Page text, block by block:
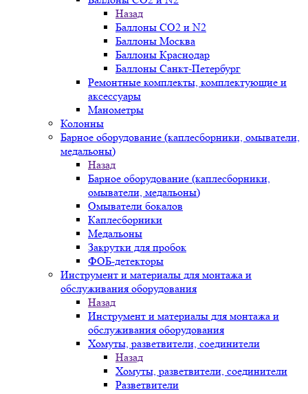
Назад
Баллоны СО2 и N2
Баллоны Москва
Баллоны Краснодар
Баллоны Санкт-Петербург
Ремонтные комплекты, комплектующие и
аксессуары
Манометры
Колонны
Барное оборудование (каплесборники, омыватели,
медальоны)
Назад
Барное оборудование (каплесборники,
омыватели, медальоны)
Омыватели бокалов
Каплесборники
Медальоны
Закрутки для пробок
ФОБ-детекторы
Инструмент и материалы для монтажа и
обслуживания оборудования
Назад
Инструмент и материалы для монтажа и
обслуживания оборудования
Хомуты, разветвители, соединители
Назад
Хомуты, разветвители, соединители
Разветвители